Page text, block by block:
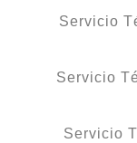
Servicio
Servicio
Servicio